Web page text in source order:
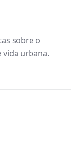
sobre o
vida urbana.